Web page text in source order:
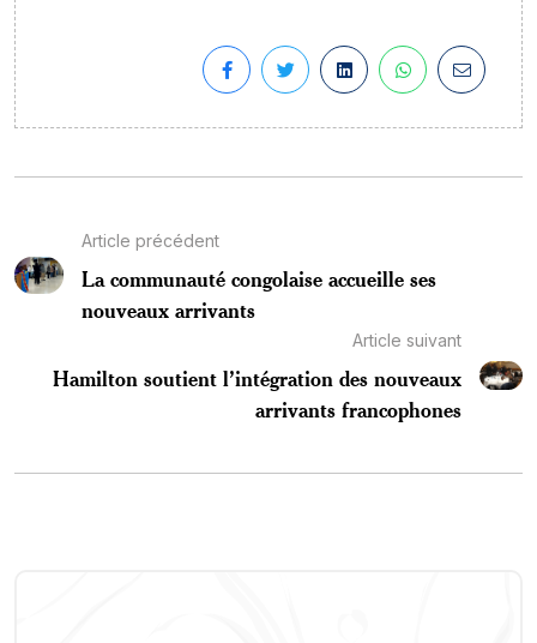
Article précédent
La communauté congolaise accueille ses
nouveaux arrivants
Article suivant
Hamilton soutient l’intégration des nouveaux
arrivants francophones